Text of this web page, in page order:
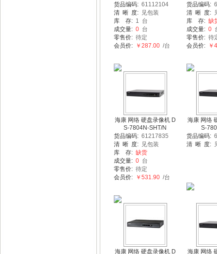
货品编码: 61112104
清 晰 度: 见包装
库 存: 1 台
成交量: 0 台
零售价: 待定
会员价: ￥287.00 /台
货品编码:
清 晰 度:
库 存: 缺
成交量: 0
零售价: 待
会员价: ￥
海康 网络 硬盘录像机 D
S-7804N-SHT/N
货品编码: 61217835
清 晰 度: 见包装
库 存: 缺货
成交量: 0 台
零售价: 待定
会员价: ￥531.90 /台
海康 网络
S-
货品编码:
清 晰 度:
海康 网络 硬盘录像机 D
海康 网络